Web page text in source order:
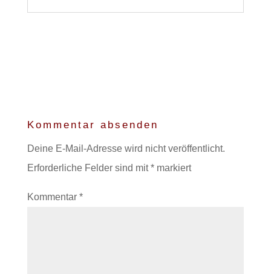
Kommentar absenden
Deine E-Mail-Adresse wird nicht veröffentlicht.
Erforderliche Felder sind mit*markiert
Kommentar *